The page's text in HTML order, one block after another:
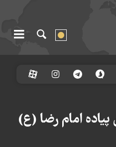
پیاده امام رضا (ع)